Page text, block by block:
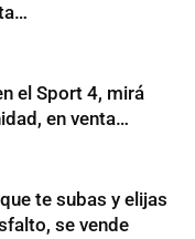
el Sport 4, mirá
en venta…
te subas y elijas
se vende